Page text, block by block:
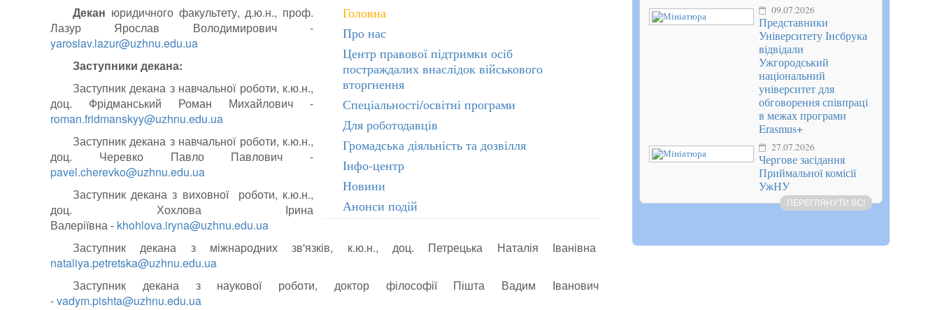
Головна
Про нас
Центр правової підтримки осіб
постраждалих внаслідок військового
вторгнення
Спеціальності/освітні програми
Для роботодавців
Громадська діяльність та дозвілля
Інфо-центр
Новини
Анонси подій
Декан юридичного факультету, д.ю.н., проф.
Лазур Ярослав Володимирович -
yaroslav.lazur@uzhnu.edu.ua
Заступники декана:
Заступник декана з навчальної роботи, к.ю.н.,
доц. Фрідманський Роман Михайлович -
roman.fridmanskyy@uzhnu.edu.ua
Заступник декана з навчальної роботи, к.ю.н.,
доц. Черевко Павло Павлович -
pavel.cherevko@uzhnu.edu.ua
Заступник декана з виховної роботи, к.ю.н.,
доц. Хохлова Ірина
Валеріївна- khohlova.iryna@uzhnu.edu.ua
Заступник декана з міжнародних зв'язків, к.ю.н., доц. Петрецька Наталія Іванівна
nataliya.petretska@uzhnu.edu.ua
Заступник декана з наукової роботи, доктор філософії Пішта Вадим Іванович
-vadym.pishta@uzhnu.edu.ua
09.07.2026
Представники
Університету Інсбрука
відвідали
Ужгородський
національний
університет для
обговорення співпраці
в межах програми
Erasmus+
27.07.2026
Чергове засідання
Приймальної комісії
УжНУ
ПЕРЕГЛЯНУТИ ВСІ